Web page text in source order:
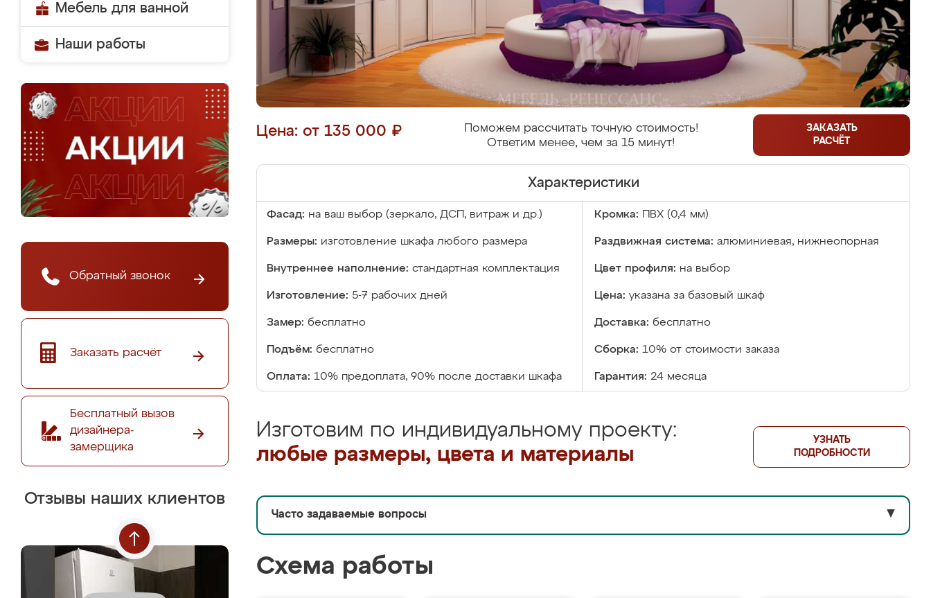
Мебель для ванной
Наши работы
Обратный звонок
Заказать расчёт
Бесплатный вызов
дизайнера-
замерщика
Отзывы наших клиентов
Цена: от 135 000 ₽
Поможем рассчитать точную стоимость!
Ответим менее, чем за 15 минут!
ЗАКАЗАТЬ
РАСЧЁТ
Характеристики
Фасад: на ваш выбор (зеркало, ДСП, витраж и др.) Кромка: ПВХ (0,4 мм)
Размеры: изготовление шкафа любого размера Раздвижная система: алюминиевая, нижнеопорная
Внутреннее наполнение: стандартная комплектация Цвет профиля: на выбор
Изготовление: 5-7 рабочих дней Цена: указана за базовый шкаф
Замер: бесплатно Доставка: бесплатно
Подъём: бесплатно Сборка: 10% от стоимости заказа
Оплата: 10% предоплата, 90% после доставки шкафа Гарантия: 24 месяца
Изготовим по индивидуальному проекту:
любые размеры, цвета и материалы
УЗНАТЬ
ПОДРОБНОСТИ
Часто задаваемые вопросы ▼
Схема работы